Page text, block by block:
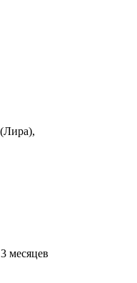
месяцев